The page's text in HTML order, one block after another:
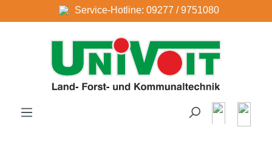
Zum Hauptinhalt springenService-Hotline: 09277 / 9751080